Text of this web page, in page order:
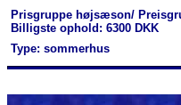
Prisgruppe højsæson/
Billigste ophold: 6300 DKK
Type: sommerhus